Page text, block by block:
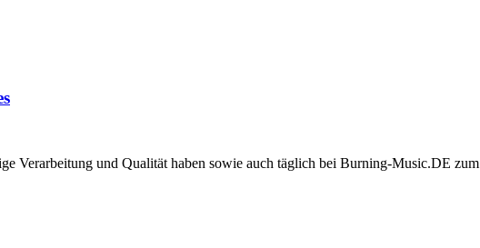
Verarbeitung und Qualität haben sowie auch täglich bei Burning-Music.DE